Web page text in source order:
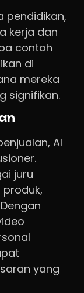
pendidikan,
kerja dan
contoh
di
mereka
signifikan.
AI
juru
yang